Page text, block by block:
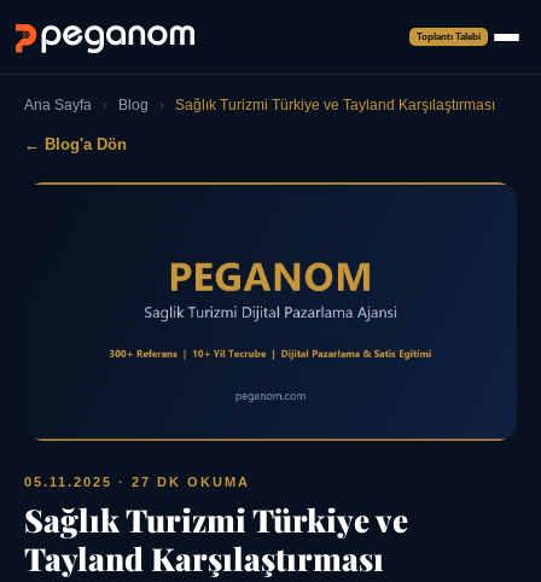
Toplantı Talebi
Ana Sayfa › Blog › Sağlık Turizmi Türkiye ve Tayland Karşılaştırması
← Blog'a Dön
05.11.2025 · 27 DK OKUMA
Sağlık Turizmi Türkiye ve
Tayland Karşılaştırması